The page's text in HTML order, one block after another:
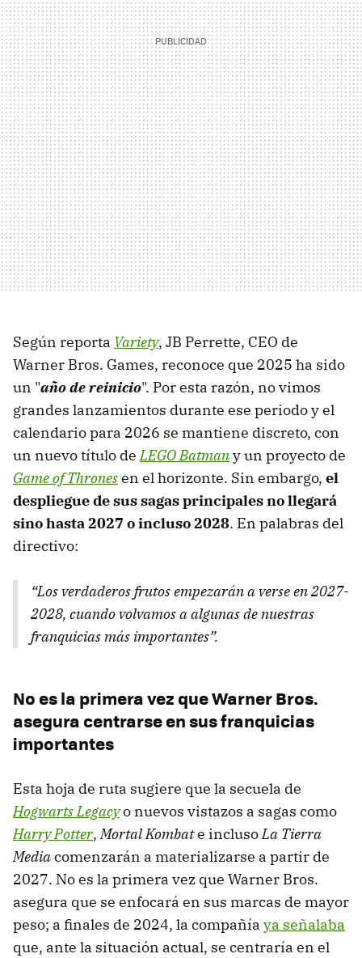
Según reporta Variety, JB Perrette, CEO de
Warner Bros. Games, reconoce que 2025 ha sido
un "año de reinicio". Por esta razón, no vimos
grandes lanzamientos durante ese periodo y el
calendario para 2026 se mantiene discreto, con
un nuevo título de LEGO Batmany un proyecto de
Game of Thronesen el horizonte. Sin embargo, el
despliegue de sus sagas principales no llegará
sino hasta 2027 o incluso 2028. En palabras del
directivo:
“Los verdaderos frutos empezarán a verse en 2027-
2028, cuando volvamos a algunas de nuestras
franquicias más importantes”.
No es la primera vez que Warner Bros.
asegura centrarse en sus franquicias
importantes
Esta hoja de ruta sugiere que la secuela de
Hogwarts Legacyo nuevos vistazos a sagas como
Harry Potter,Mortal Kombate inclusoLa Tierra
Mediacomenzarán a materializarse a partir de
2027. No es la primera vez que Warner Bros.
asegura que se enfocará en sus marcas de mayor
peso; a finales de 2024, la compañía ya señalaba
que, ante la situación actual, se centraría en el